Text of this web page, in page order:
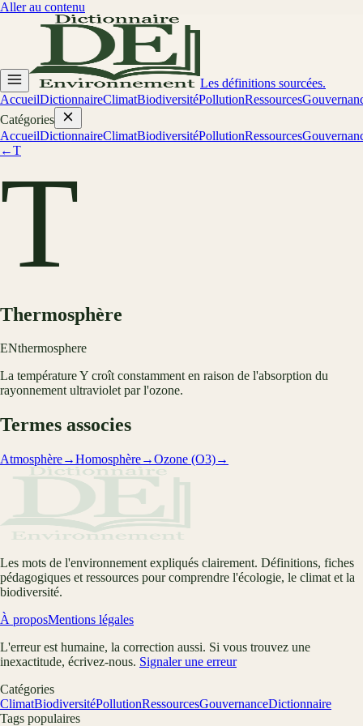
Aller au contenu
Les définitions sourcées.
AccueilDictionnaireClimatBiodiversitéPollutionRessources
Catégories
AccueilDictionnaireClimatBiodiversitéPollutionRessources
←T
T
Thermosphère
ENthermosphere
La température Y croît constamment en raison de l'absorption du
rayonnement ultraviolet par l'ozone.
Termes associes
Atmosphère→Homosphère→Ozone (O3)→
Les mots de l'environnement expliqués clairement. Définitions, fiches
pédagogiques et ressources pour comprendre l'écologie, le climat et la
biodiversité.
À proposMentions légales
L'erreur est humaine, la correction aussi. Si vous trouvez une
inexactitude, écrivez-nous. Signaler une erreur
Catégories
ClimatBiodiversitéPollutionRessourcesGouvernanceDictionnaire
Tags populaires